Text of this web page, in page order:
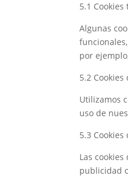
5.1
Algunas
por
5.2
Utilizamos
uso de
5.3
Las
publicidad